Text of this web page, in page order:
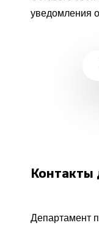
уведомления
Контакты
Департамент